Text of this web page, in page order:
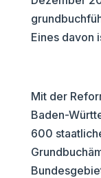
Eines davon
Mit der
Baden-
600